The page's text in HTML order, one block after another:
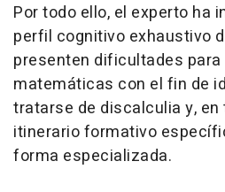
Por todo ello, el experto ha
perfil cognitivo exhaustivo
presenten dificultades para
matemáticas con el fin de
tratarse de discalculia y, en
itinerario formativo
forma especializada.